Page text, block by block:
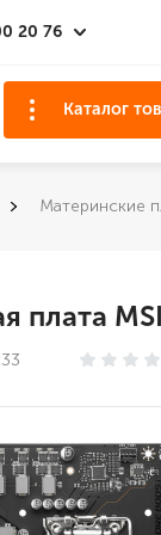
20 76
Каталог
Материнские
плата